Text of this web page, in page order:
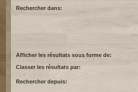
Rechercher dans:
Afficher les résultats sous forme de:
Classer les résultats par:
Rechercher depuis: